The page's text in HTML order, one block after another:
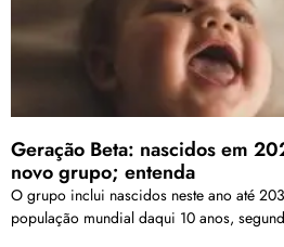
Geração Beta: nascidos em
novo grupo; entenda
O grupo inclui nascidos neste ano até
população mundial daqui 10 anos,